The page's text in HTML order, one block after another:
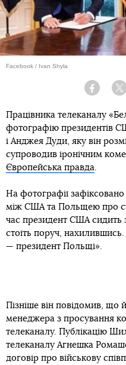
Facebook / Ivan Shyla
Працівника телеканалу
фотографію президентів
і Анджея Дуди, яку він
супроводив іронічним
Європейська правда.
На фотографії
між США та Польщею про
час президент США сидить
стоїть поруч,
— президент Польщі».
Пізніше він повідомив, що
менеджера з просування
телеканалу. Публікацію
телеканалу Агнешка
договір про військову